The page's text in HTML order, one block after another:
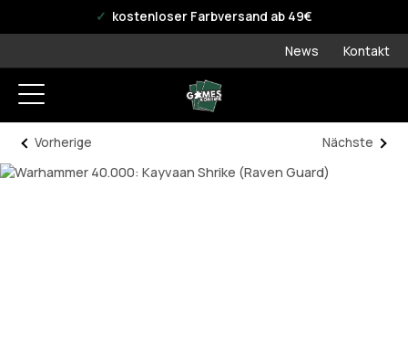
offizieller WPN Storekostenloser Farbversand ab 49€
News Kontakt
Vorherige Nächste